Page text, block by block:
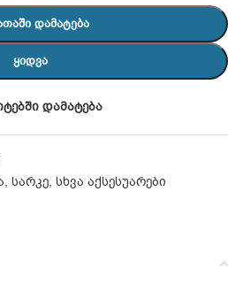
ᲓᲐᲛᲐᲢᲔᲑᲐ
ᲧᲘᲓᲕᲐ
დამატება
, სარკე, სხვა აქსესუარები